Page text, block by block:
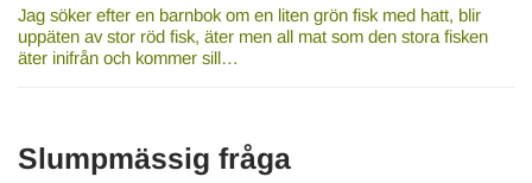
Jag söker efter en barnbok om en liten grön fisk med hatt, blir
uppäten av stor röd fisk, äter men all mat som den stora fisken
äter inifrån och kommer sill…
Slumpmässig fråga